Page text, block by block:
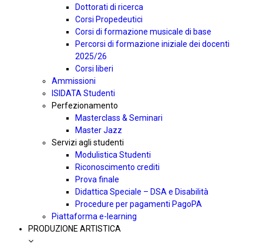
Dottorati di ricerca
Corsi Propedeutici
Corsi di formazione musicale di base
Percorsi di formazione iniziale dei docenti
2025/26
Corsi liberi
Ammissioni
ISIDATA Studenti
Perfezionamento
Masterclass & Seminari
Master Jazz
Servizi agli studenti
Modulistica Studenti
Riconoscimento crediti
Prova finale
Didattica Speciale – DSA e Disabilità
Procedure per pagamenti PagoPA
Piattaforma e-learning
PRODUZIONE ARTISTICA